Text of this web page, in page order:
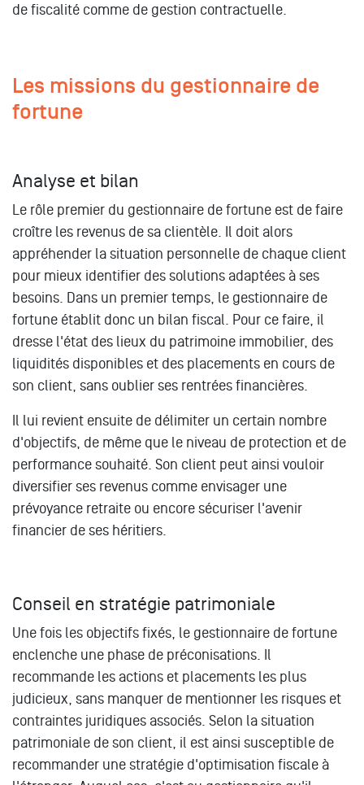
de fiscalité comme de gestion contractuelle.
Les missions du gestionnaire de
fortune
Analyse et bilan
Le rôle premier du gestionnaire de fortune est de faire
croître les revenus de sa clientèle. Il doit alors
appréhender la situation personnelle de chaque client
pour mieux identifier des solutions adaptées à ses
besoins. Dans un premier temps, le gestionnaire de
fortune établit donc un bilan fiscal. Pour ce faire, il
dresse l'état des lieux du patrimoine immobilier, des
liquidités disponibles et des placements en cours de
son client, sans oublier ses rentrées financières.
Il lui revient ensuite de délimiter un certain nombre
d'objectifs, de même que le niveau de protection et de
performance souhaité. Son client peut ainsi vouloir
diversifier ses revenus comme envisager une
prévoyance retraite ou encore sécuriser l'avenir
financier de ses héritiers.
Conseil en stratégie patrimoniale
Une fois les objectifs fixés, le gestionnaire de fortune
enclenche une phase de préconisations. Il
recommande les actions et placements les plus
judicieux, sans manquer de mentionner les risques et
contraintes juridiques associés. Selon la situation
patrimoniale de son client, il est ainsi susceptible de
recommander une stratégie d'optimisation fiscale à